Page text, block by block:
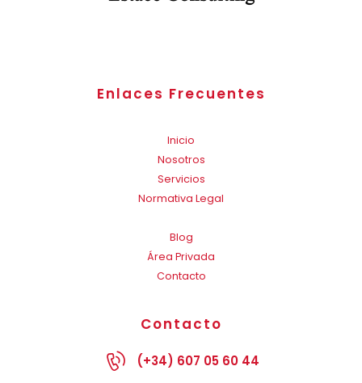
Enlaces Frecuentes
Inicio
Nosotros
Servicios
Normativa Legal
Blog
Área Privada
Contacto
Contacto
(+34) 607 05 60 44